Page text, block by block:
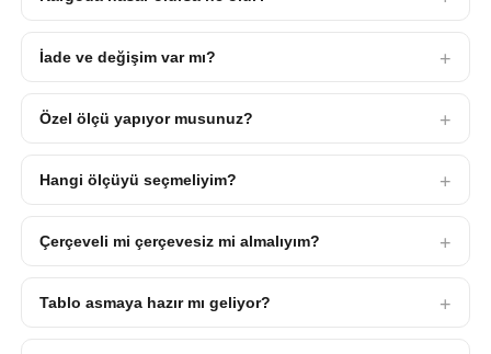
İade ve değişim var mı?
Özel ölçü yapıyor musunuz?
Hangi ölçüyü seçmeliyim?
Çerçeveli mi çerçevesiz mi almalıyım?
Tablo asmaya hazır mı geliyor?